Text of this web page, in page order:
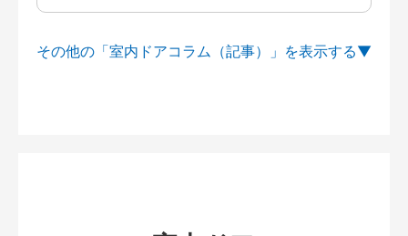
その他の「室内ドアコラム（記事）」を